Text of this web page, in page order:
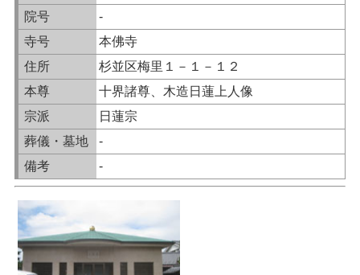
院号
-
寺号
本佛寺
住所
杉並区梅里１－１－１２
本尊
十界諸尊、木造日蓮上人像
宗派
日蓮宗
葬儀・墓地
-
備考
-